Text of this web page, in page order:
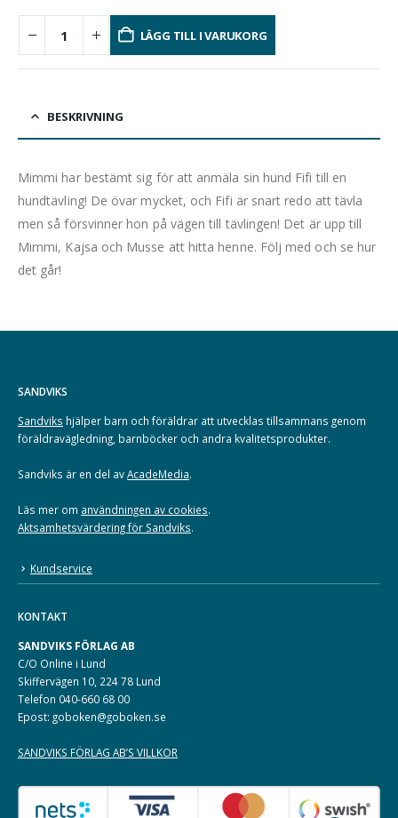
LÄGG TILL I VARUKORG
BESKRIVNING
Mimmi har bestämt sig för att anmäla sin hund Fifi till en
hundtävling! De övar mycket, och Fifi är snart redo att tävla
men så försvinner hon på vägen till tävlingen! Det är upp till
Mimmi, Kajsa och Musse att hitta henne. Följ med och se hur
det går!
SANDVIKS
Sandviks hjälper barn och föräldrar att utvecklas tillsammans genom
föräldravägledning, barnböcker och andra kvalitetsprodukter.
Sandviks är en del avAcadeMedia.
Läs mer om användningen av cookies.
Aktsamhetsvärdering för Sandviks.
Kundservice
KONTAKT
SANDVIKS FÖRLAG AB
C/O Online i Lund
Skiffervägen 10, 224 78 Lund
Telefon 040-660 68 00
Epost: goboken@goboken.se
SANDVIKS FÖRLAG AB’S VILLKOR